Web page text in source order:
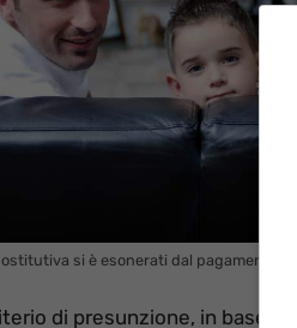
si è esonerati dal pagamento
di presunzione, in base al